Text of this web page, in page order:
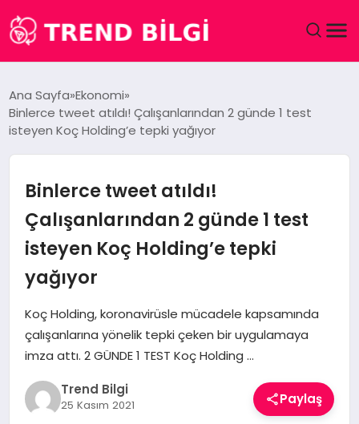
DÜNYA
MAGAZIN
SAĞLIK
SPOR
YAŞAM
Ana Sayfa Ekonomi
Binlerce tweet atıldı! Çalışanlarından 2 günde 1 test
isteyen Koç Holding’e tepki yağıyor
Binlerce tweet atıldı!
Çalışanlarından 2 günde 1 test
isteyen Koç Holding’e tepki
yağıyor
Koç Holding, koronavirüsle mücadele kapsamında
çalışanlarına yönelik tepki çeken bir uygulamaya
imza attı. 2 GÜNDE 1 TEST Koç Holding …
Trend Bilgi
25 Kasım 2021 Paylaş